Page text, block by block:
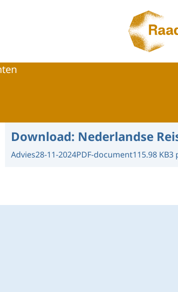
Download: Nederlandse
Advies28-11-2024PDF-document115.98 KB3